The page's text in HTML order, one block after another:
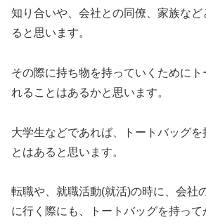
知り合いや、会社との同僚、家族な
ると思います。
その際に持ち物を持っていくためにト
れることはあるかと思います。
大学生などであれば、トートバッグを
とはあると思います。
転職や、就職活動(就活)の時に、会社
に行く際にも、トートバッグを持って